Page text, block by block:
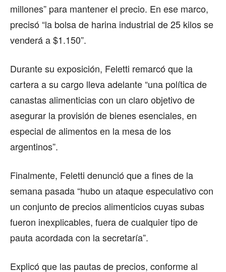
millones” para mantener el precio. En ese marco,
precisó “la bolsa de harina industrial de 25 kilos se
venderá a $1.150”.
Durante su exposición, Feletti remarcó que la
cartera a su cargo lleva adelante “una política de
canastas alimenticias con un claro objetivo de
asegurar la provisión de bienes esenciales, en
especial de alimentos en la mesa de los
argentinos”.
Finalmente, Feletti denunció que a fines de la
semana pasada “hubo un ataque especulativo con
un conjunto de precios alimenticios cuyas subas
fueron inexplicables, fuera de cualquier tipo de
pauta acordada con la secretaría”.
Explicó que las pautas de precios, conforme al